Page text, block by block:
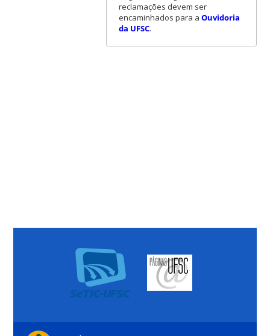
reclamações devem ser
encaminhados para a Ouvidoria
da UFSC.